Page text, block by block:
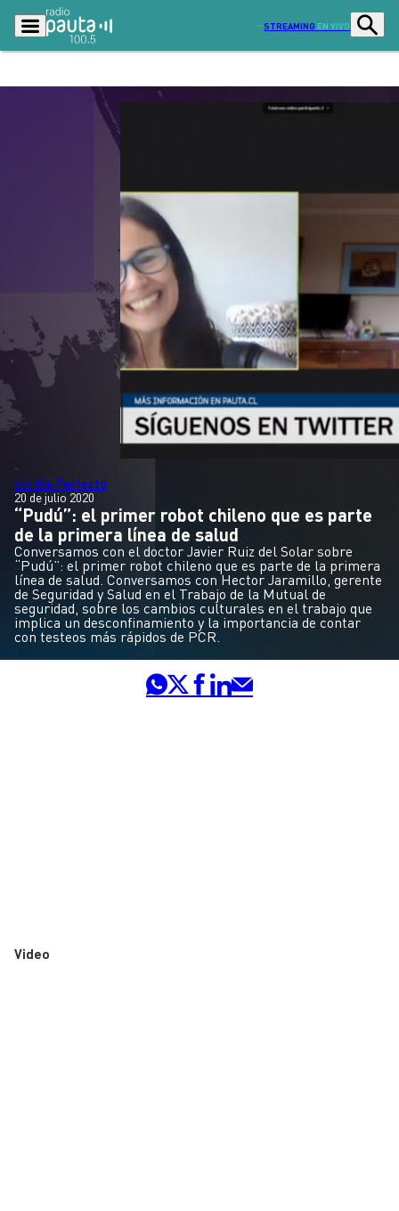
STREAMING EN VIVO
Podcasts
Sostenibilidad
Tendencias Deportes
Entretención y Cultura Opinión
Dato en Pauta Señal 2
Contenido Patrocinado
Un día Perfecto
20 de julio 2020
“Pudú”: el primer robot chileno que es parte
de la primera línea de salud
Conversamos con el doctor Javier Ruiz del Solar sobre
“Pudú”: el primer robot chileno que es parte de la primera
línea de salud. Conversamos con Hector Jaramillo, gerente
de Seguridad y Salud en el Trabajo de la Mutual de
seguridad, sobre los cambios culturales en el trabajo que
implica un desconfinamiento y la importancia de contar
con testeos más rápidos de PCR.
Video